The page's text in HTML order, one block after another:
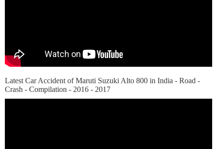
Latest Car Accident of Maruti Suzuki Alto 800 in India - Road -
Crash - Compilation - 2016 - 2017